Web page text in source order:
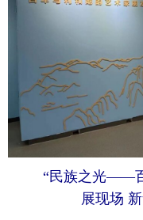
“民族之光——百
展现场